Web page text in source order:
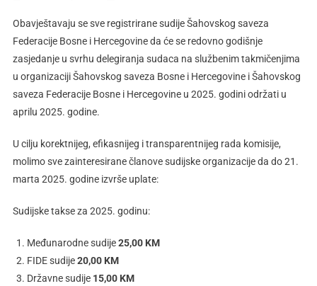
Obavještavaju se sve registrirane sudije Šahovskog saveza
Federacije Bosne i Hercegovine da će se redovno godišnje
zasjedanje u svrhu delegiranja sudaca na službenim takmičenjima
u organizaciji Šahovskog saveza Bosne i Hercegovine i Šahovskog
saveza Federacije Bosne i Hercegovine u 2025. godini održati u
aprilu 2025. godine.
U cilju korektnijeg, efikasnijeg i transparentnijeg rada komisije,
molimo sve zainteresirane članove sudijske organizacije da do 21.
marta 2025. godine izvrše uplate:
Sudijske takse za 2025. godinu:
Međunarodne sudije25,00 KM
FIDE sudije20,00 KM
Državne sudije 15,00 KM